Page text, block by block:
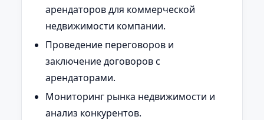
арендаторов для коммерческой
недвижимости компании.
Проведение переговоров и
заключение договоров с
арендаторами.
Мониторинг рынка недвижимости и
анализ конкурентов.